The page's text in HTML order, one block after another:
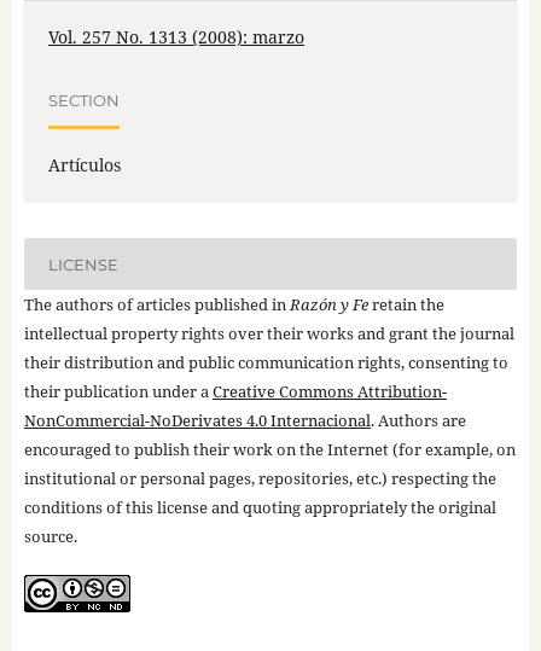
Vol. 257 No. 1313 (2008): marzo
SECTION
Artículos
LICENSE
The authors of articles published inRazón y Feretain the
intellectual property rights over their works and grant the journal
their distribution and public communication rights, consenting to
their publication under aCreative Commons Attribution-
NonCommercial-NoDerivates 4.0 Internacional. Authors are
encouraged to publish their work on the Internet (for example, on
institutional or personal pages, repositories, etc.) respecting the
conditions of this license and quoting appropriately the original
source.